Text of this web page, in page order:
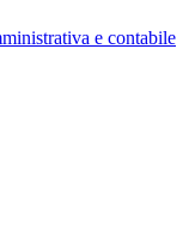
e contabile